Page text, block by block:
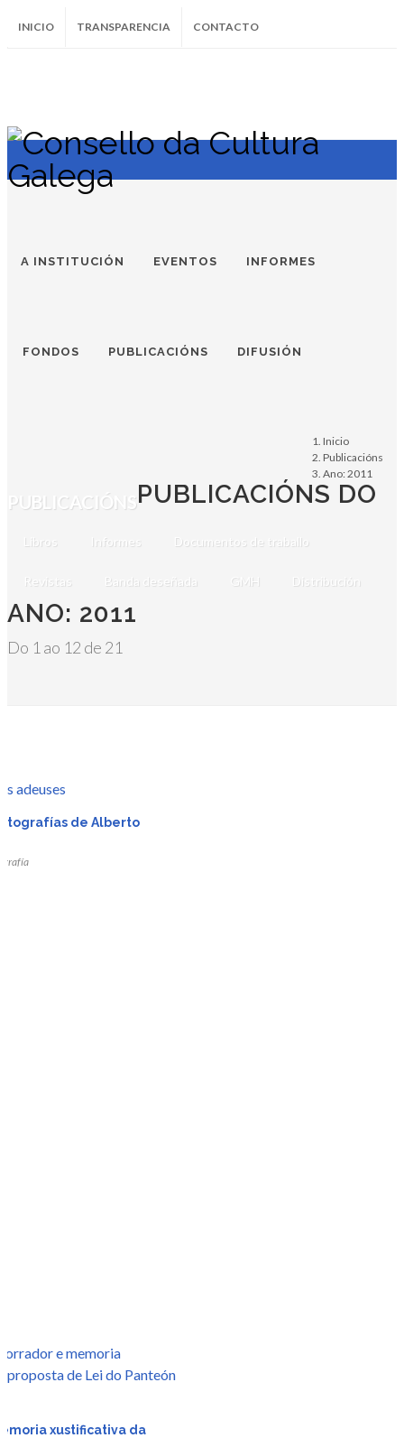
INICIO TRANSPARENCIA CONTACTO
InstagramFacebookTwitter Soundcloud
Youtube
A INSTITUCIÓN EVENTOS INFORMES
FONDOS PUBLICACIÓNS DIFUSIÓN
PUBLICACIÓNS
Libros Informes Documentos de traballo
Revistas Banda deseñada GMH Distribución
PUBLICACIÓNS DO
ANO: 2011
Do 1 ao 12 de 21
Inicio
Publicacións
Ano: 2011
de Alberto
xustificativa da